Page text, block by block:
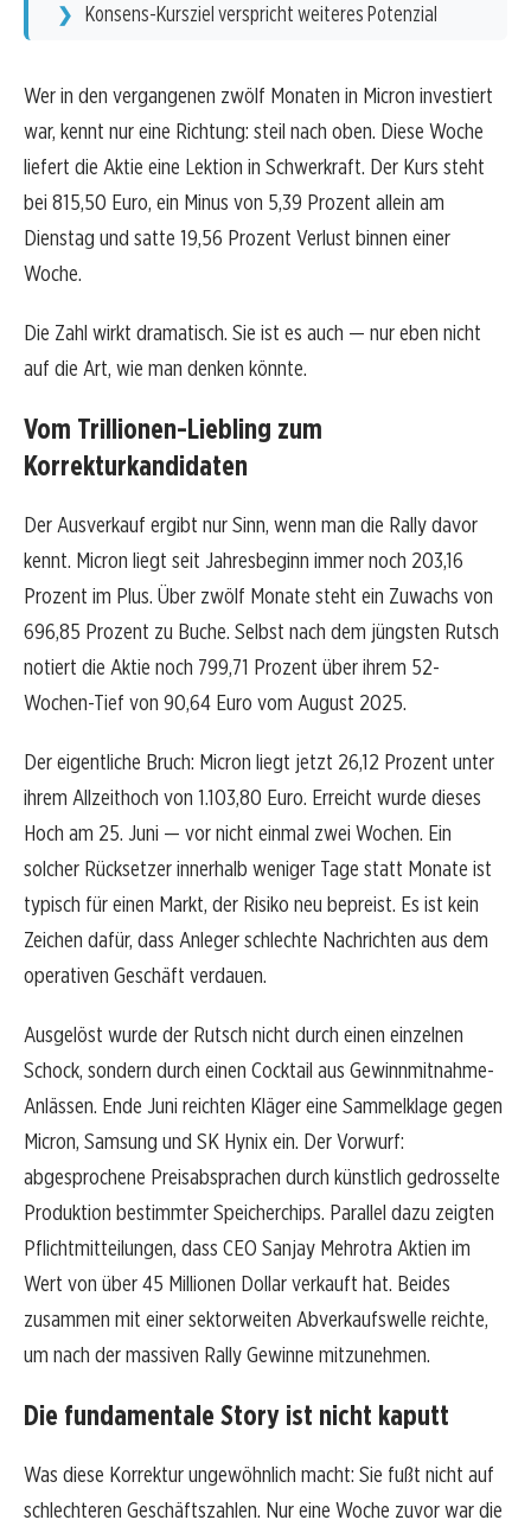
Konsens-Kursziel verspricht weiteres Potenzial
Wer in den vergangenen zwölf Monaten in Micron investiert
war, kennt nur eine Richtung: steil nach oben. Diese Woche
liefert die Aktie eine Lektion in Schwerkraft. Der Kurs steht
bei 815,50 Euro, ein Minus von 5,39 Prozent allein am
Dienstag und satte 19,56 Prozent Verlust binnen einer
Woche.
Die Zahl wirkt dramatisch. Sie ist es auch — nur eben nicht
auf die Art, wie man denken könnte.
Vom Trillionen-Liebling zum
Korrekturkandidaten
Der Ausverkauf ergibt nur Sinn, wenn man die Rally davor
kennt. Micron liegt seit Jahresbeginn immer noch 203,16
Prozent im Plus. Über zwölf Monate steht ein Zuwachs von
696,85 Prozent zu Buche. Selbst nach dem jüngsten Rutsch
notiert die Aktie noch 799,71 Prozent über ihrem 52-
Wochen-Tief von 90,64 Euro vom August 2025.
Der eigentliche Bruch: Micron liegt jetzt 26,12 Prozent unter
ihrem Allzeithoch von 1.103,80 Euro. Erreicht wurde dieses
Hoch am 25. Juni — vor nicht einmal zwei Wochen. Ein
solcher Rücksetzer innerhalb weniger Tage statt Monate ist
typisch für einen Markt, der Risiko neu bepreist. Es ist kein
Zeichen dafür, dass Anleger schlechte Nachrichten aus dem
operativen Geschäft verdauen.
Ausgelöst wurde der Rutsch nicht durch einen einzelnen
Schock, sondern durch einen Cocktail aus Gewinnmitnahme-
Anlässen. Ende Juni reichten Kläger eine Sammelklage gegen
Micron, Samsung und SK Hynix ein. Der Vorwurf:
abgesprochene Preisabsprachen durch künstlich gedrosselte
Produktion bestimmter Speicherchips. Parallel dazu zeigten
Pflichtmitteilungen, dass CEO Sanjay Mehrotra Aktien im
Wert von über 45 Millionen Dollar verkauft hat. Beides
zusammen mit einer sektorweiten Abverkaufswelle reichte,
um nach der massiven Rally Gewinne mitzunehmen.
Die fundamentale Story ist nicht kaputt
Was diese Korrektur ungewöhnlich macht: Sie fußt nicht auf
schlechteren Geschäftszahlen. Nur eine Woche zuvor war die